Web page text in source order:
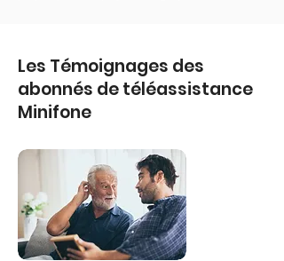
Les Témoignages des
abonnés de téléassistance
Minifone